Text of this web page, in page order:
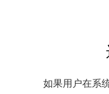
如果用户在系